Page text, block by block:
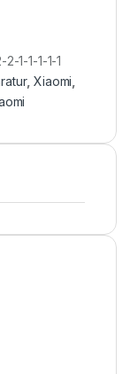
2-1-1-1-1-1
,Xiaomi